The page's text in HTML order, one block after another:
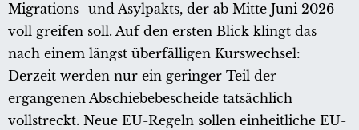
Migrations- und Asylpakts, der ab Mitte Juni 2026
voll greifen soll. Auf den ersten Blick klingt das
nach einem längst überfälligen Kurswechsel:
Derzeit werden nur ein geringer Teil der
ergangenen Abschiebebescheide tatsächlich
vollstreckt. Neue EU-Regeln sollen einheitliche EU-